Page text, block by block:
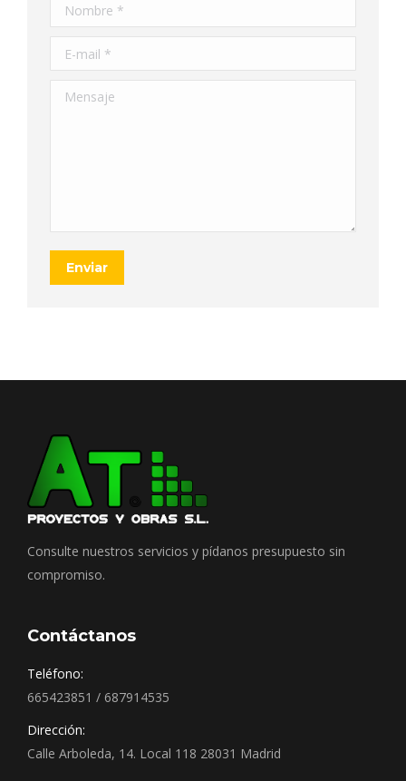
Nombre *
E-mail *
Mensaje
Enviar
Consulte nuestros servicios y pídanos presupuesto sin
compromiso.
Contáctanos
Teléfono:
665423851 / 687914535
Dirección:
Calle Arboleda, 14. Local 118 28031 Madrid